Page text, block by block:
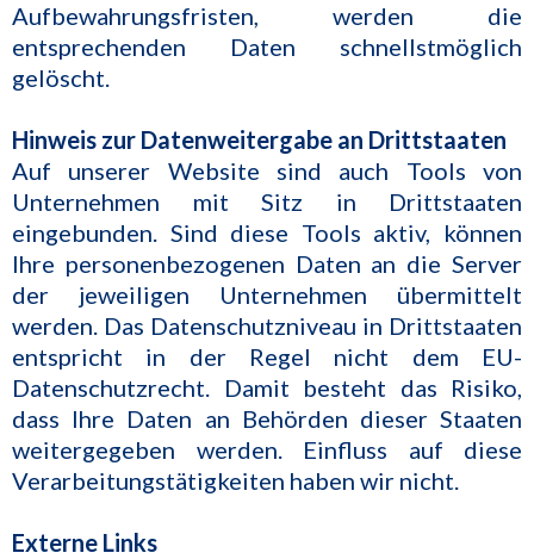
Aufbewahrungsfristen, werden die
entsprechenden Daten schnellstmöglich
gelöscht.
Hinweis zur Datenweitergabe an Drittstaaten
Auf unserer Website sind auch Tools von
Unternehmen mit Sitz in Drittstaaten
eingebunden. Sind diese Tools aktiv, können
Ihre personenbezogenen Daten an die Server
der jeweiligen Unternehmen übermittelt
werden. Das Datenschutzniveau in Drittstaaten
entspricht in der Regel nicht dem EU-
Datenschutzrecht. Damit besteht das Risiko,
dass Ihre Daten an Behörden dieser Staaten
weitergegeben werden. Einfluss auf diese
Verarbeitungstätigkeiten haben wir nicht.
Externe Links